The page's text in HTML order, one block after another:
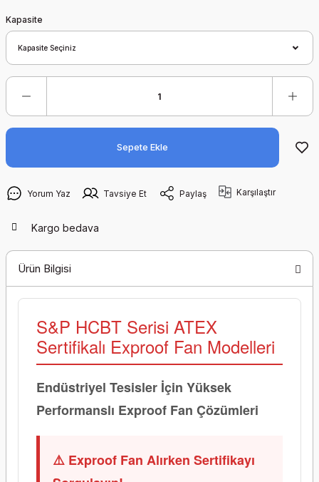
Kapasite
Sepete Ekle
Yorum Yaz Tavsiye Et Paylaş Karşılaştır
Kargo bedava
Ürün Bilgisi
S&P HCBT Serisi ATEX
Sertifikalı Exproof Fan Modelleri
Endüstriyel Tesisler İçin Yüksek
Performanslı Exproof Fan Çözümleri
⚠️ Exproof Fan Alırken Sertifikayı